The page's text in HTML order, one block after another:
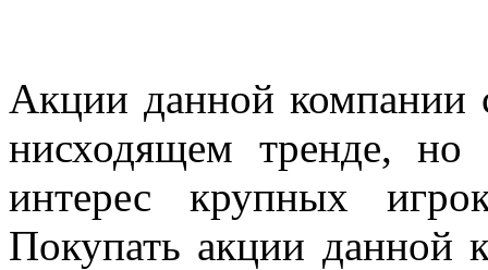
Акции данной компании
нисходящем тренде,
интерес крупных
Покупать акции данной